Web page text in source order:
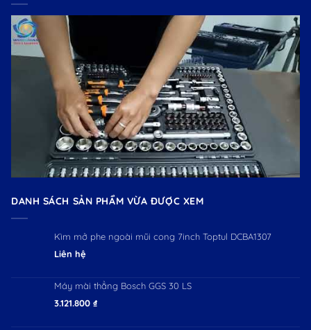
DANH SÁCH SẢN PHẨM VỪA ĐƯỢC XEM
Kìm mở phe ngoài mũi cong 7inch Toptul DCBA1307
Liên hệ
Máy mài thẳng Bosch GGS 30 LS
3.121.800 ₫